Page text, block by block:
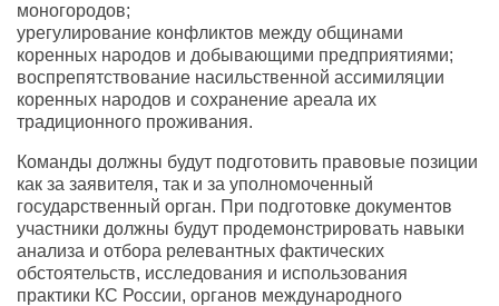
моногородов;
урегулирование конфликтов между общинами
коренных народов и добывающими предприятиями;
воспрепятствование насильственной ассимиляции
коренных народов и сохранение ареала их
традиционного проживания.
Команды должны будут подготовить правовые позиции
как за заявителя, так и за уполномоченный
государственный орган. При подготовке документов
участники должны будут продемонстрировать навыки
анализа и отбора релевантных фактических
обстоятельств, исследования и использования
практики КС России, органов международного